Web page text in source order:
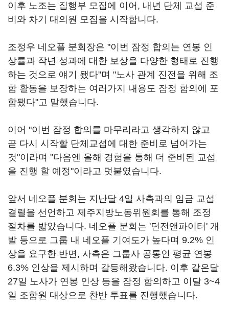
이후 노조는 집행부 모집에 이어, 내년 단체 교섭 준
비와 차기 대의원 모집을 시작합니다.
조정우 네오플 분회장은 "이번 잠정 합의는 연봉 인
상률과 작년 성과에 대한 보상을 다양한 형태로 진행
하는 것으로 얘기 됐다"며 "노사 관계 진전을 위해 조
합 활동을 보장하는 여러가지 내용도 잠정 합의에 포
함됐다"고 말했습니다.
이어 "이번 잠정 합의를 마무리라고 생각하지 않고
곧 다시 시작할 단체교섭에 대한 준비로 넘어가는
것"이라며 "다음엔 올해 경험을 통해 더 준비된 교섭
을 진행 할 예정"이라고 덧붙였습니다.
앞서 네오플 분회는 지난달 4일 사측과의 임금 교섭
결렬을 선언하고 제주지방노동위원회를 통해 조정
절차를 밟았습니다. 네오플 분회는 '던전앤파이터' 개
발 등으로 그룹 내 네오플 기여도가 높다며 9.2% 인
상을 요구한 반면, 사측은 그룹사 공통인 평균 연봉
6.3% 인상을 제시하며 갈등해왔습니다. 이후 같은달
27일 노사가 연봉 인상 등을 잠정 합의하고 이달 3~4
일 조합원 대상으로 찬반 투표를 진행했습니다.